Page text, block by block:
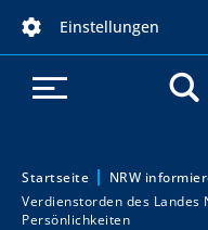
Einstellungen
Sie sind hier:
Startseite NRW
Verdienstorden des
Persönlichkeiten